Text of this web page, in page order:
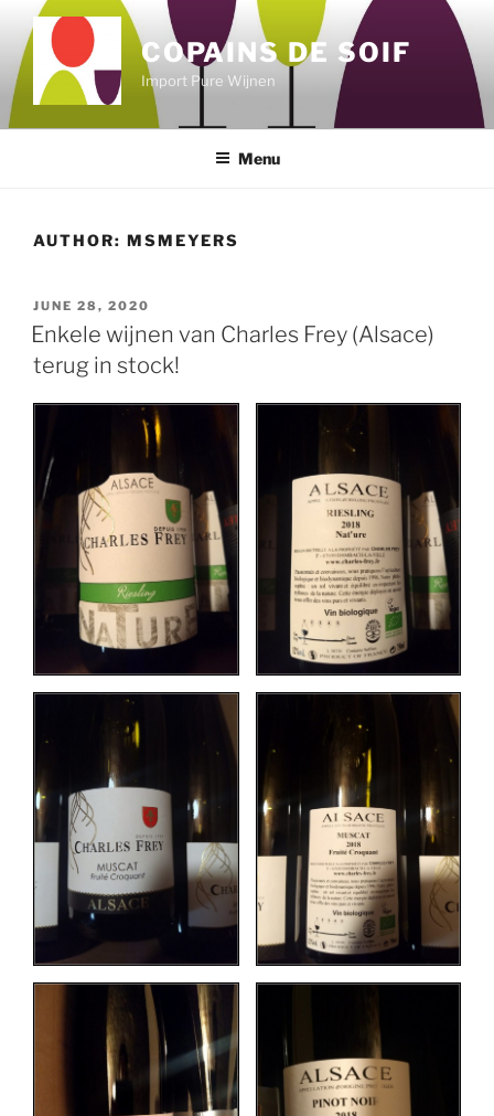
content
COPAINS DE SOIF
Import Pure Wijnen
Menu
AUTHOR: MSMEYERS
POSTED
ON
JUNE 28, 2020
Enkele wijnen van Charles Frey (Alsace)
terug in stock!